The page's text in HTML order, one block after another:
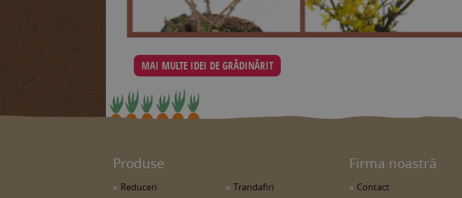
MAI MULTE IDEI DE GRĂDINĂRIT
Produse
Reduceri
Trandafiri
Firma noastră
Contact